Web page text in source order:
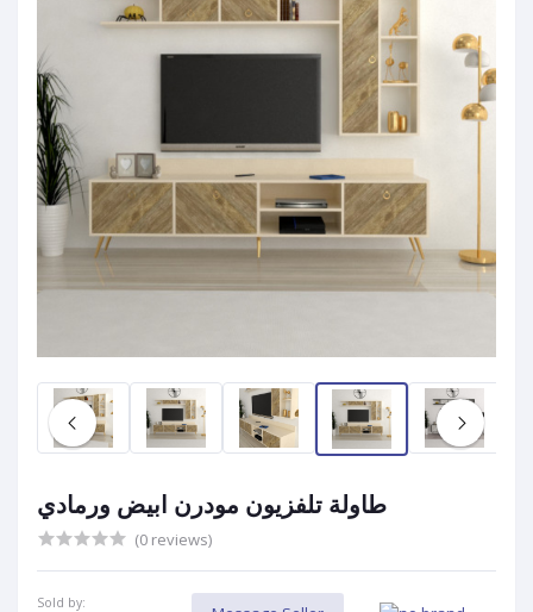
طاولة تلفزيون مودرن ابيض ورمادي
(0 reviews)
Sold by: